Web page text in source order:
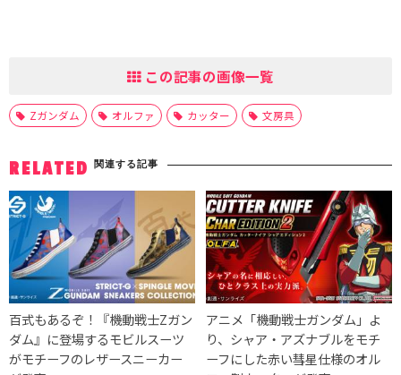
この記事の画像一覧
Zガンダム オルファ カッター 文房具
RELATED 関連する記事
百式もあるぞ！『機動戦士Zガン
ダム』に登場するモビルスーツ
がモチーフのレザースニーカー
アニメ「機動戦士ガンダム」よ
り、シャア・アズナブルをモチ
ーフにした赤い彗星仕様のオル